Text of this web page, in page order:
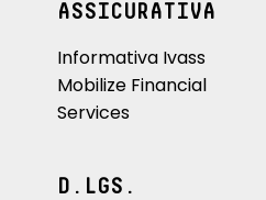
ASSICURATIVA
Informativa Ivass
Mobilize Financial
Services
D.LGS.